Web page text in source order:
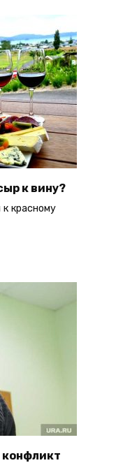
к вину?
красному